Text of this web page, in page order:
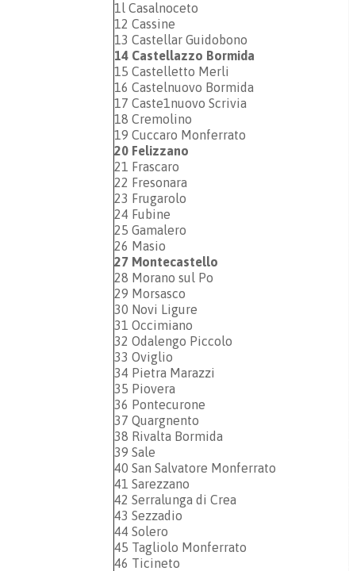
1l Casalnoceto
12 Cassine
13 Castellar Guidobono
14 Castellazzo Bormida
15 Castelletto Merli
16 Castelnuovo Bormida
17 Caste1nuovo Scrivia
18 Cremolino
19 Cuccaro Monferrato
20 Felizzano
21 Frascaro
22 Fresonara
23 Frugarolo
24 Fubine
25 Gamalero
26 Masio
27 Montecastello
28 Morano sul Po
29 Morsasco
30 Novi Ligure
31 Occimiano
32 Odalengo Piccolo
33 Oviglio
34 Pietra Marazzi
35 Piovera
36 Pontecurone
37 Quargnento
38 Rivalta Bormida
39 Sale
40 San Salvatore Monferrato
41 Sarezzano
42 Serralunga di Crea
43 Sezzadio
44 Solero
45 Tagliolo Monferrato
46 Ticineto